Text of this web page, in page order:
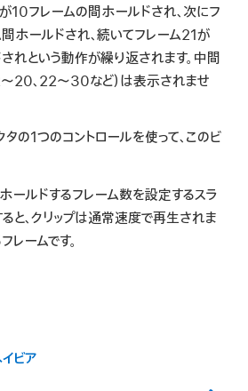
10フレームの間ホールドされ、次にフ
ホールドされ、続いてフレーム21が
れという動作が繰り返されます。中間
〜20、22〜30など）は表示されませ
タの1つのコントロールを使って、このビ
ホールドするフレーム数を設定するスラ
と、クリップは通常速度で再生されま
レームです。
ビア